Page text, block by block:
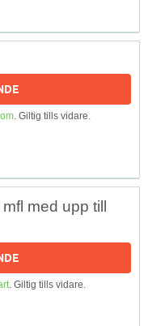
. Giltig tills vidare.
med upp till
. Giltig tills vidare.